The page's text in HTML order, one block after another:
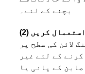
بچنے کے لئے۔
استعمال کریں
لائن کی سطح پر
کے لئے غیر
کے پانی یا